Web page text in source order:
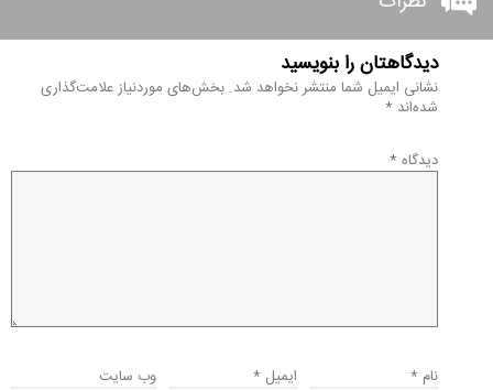
دیدگاهتان را بنویسید
نشانی ایمیل شما منتشر نخواهد شد. بخش‌های موردنیاز علامت‌گذاری
شده‌اند *
دیدگاه *
نام * ایمیل * وب‌ سایت